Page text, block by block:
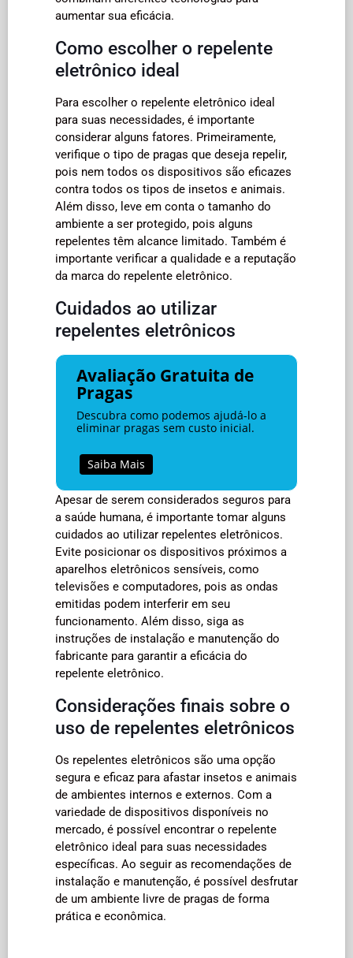
aumentar sua eficácia.
Como escolher o repelente
eletrônico ideal
Para escolher o repelente eletrônico ideal
para suas necessidades, é importante
considerar alguns fatores. Primeiramente,
verifique o tipo de pragas que deseja repelir,
pois nem todos os dispositivos são eficazes
contra todos os tipos de insetos e animais.
Além disso, leve em conta o tamanho do
ambiente a ser protegido, pois alguns
repelentes têm alcance limitado. Também é
importante verificar a qualidade e a reputação
da marca do repelente eletrônico.
Cuidados ao utilizar
repelentes eletrônicos
Avaliação Gratuita de
Pragas
Descubra como podemos ajudá-lo a
eliminar pragas sem custo inicial.
Saiba Mais
Apesar de serem considerados seguros para
a saúde humana, é importante tomar alguns
cuidados ao utilizar repelentes eletrônicos.
Evite posicionar os dispositivos próximos a
aparelhos eletrônicos sensíveis, como
televisões e computadores, pois as ondas
emitidas podem interferir em seu
funcionamento. Além disso, siga as
instruções de instalação e manutenção do
fabricante para garantir a eficácia do
repelente eletrônico.
Considerações finais sobre o
uso de repelentes eletrônicos
Os repelentes eletrônicos são uma opção
segura e eficaz para afastar insetos e animais
de ambientes internos e externos. Com a
variedade de dispositivos disponíveis no
mercado, é possível encontrar o repelente
eletrônico ideal para suas necessidades
específicas. Ao seguir as recomendações de
instalação e manutenção, é possível desfrutar
de um ambiente livre de pragas de forma
prática e econômica.